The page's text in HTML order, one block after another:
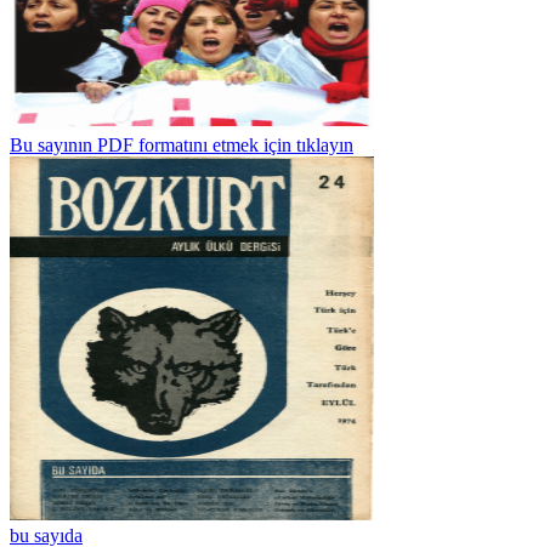
Bu sayının PDF formatını etmek için tıklayın
bu sayıda